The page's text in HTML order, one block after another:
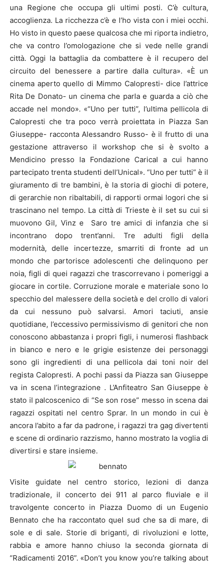
una Regione che occupa gli ultimi posti. C’è cultura,
accoglienza. La ricchezza c’è e l’ho vista con i miei occhi.
Ho visto in questo paese qualcosa che mi riporta indietro,
che va contro l’omologazione che si vede nelle grandi
città. Oggi la battaglia da combattere è il recupero del
circuito del benessere a partire dalla cultura». «È un
cinema aperto quello di Mimmo Calopresti- dice l’attrice
Rita De Donato- un cinema che parla e guarda a ciò che
accade nel mondo». «“Uno per tutti”, l’ultima pellicola di
Calopresti che tra poco verrà proiettata in Piazza San
Giuseppe- racconta Alessandro Russo- è il frutto di una
gestazione attraverso il workshop che si è svolto a
Mendicino presso la Fondazione Carical a cui hanno
partecipato trenta studenti dell’Unical». “Uno per tutti” è il
giuramento di tre bambini, è la storia di giochi di potere,
di gerarchie non ribaltabili, di rapporti ormai logori che si
trascinano nel tempo. La città di Trieste è il set su cui si
muovono Gil, Vinz e Saro tre amici di infanzia che si
incontrano dopo trent’anni. Tre adulti figli della
modernità, delle incertezze, smarriti di fronte ad un
mondo che partorisce adolescenti che delinquono per
noia, figli di quei ragazzi che trascorrevano i pomeriggi a
giocare in cortile. Corruzione morale e materiale sono lo
specchio del malessere della società e del crollo di valori
da cui nessuno può salvarsi. Amori taciuti, ansie
quotidiane, l’eccessivo permissivismo di genitori che non
conoscono abbastanza i propri figli, i numerosi flashback
in bianco e nero e le grigie esistenze dei personaggi
sono gli ingredienti di una pellicola dai toni noir del
regista Calopresti. A pochi passi da Piazza san Giuseppe
va in scena l’integrazione . L’Anfiteatro San Giuseppe è
stato il palcoscenico di “Se son rose” messo in scena dai
ragazzi ospitati nel centro Sprar. In un mondo in cui è
ancora l’abito a far da padrone, i ragazzi tra gag divertenti
e scene di ordinario razzismo, hanno mostrato la voglia di
divertirsi e stare insieme.
Visite guidate nel centro storico, lezioni di danza
tradizionale, il concerto dei 911 al parco fluviale e il
travolgente concerto in Piazza Duomo di un Eugenio
Bennato che ha raccontato quel sud che sa di mare, di
sole e di sale. Storie di briganti, di rivoluzioni e lotte,
rabbia e amore hanno chiuso la seconda giornata di
“Radicamenti 2016”. «Don’t you know you’re talking about